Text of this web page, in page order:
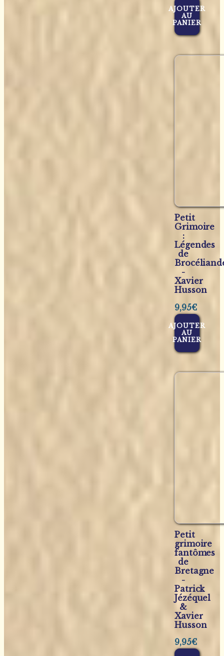
AJOUTER
AU
PANIER
Petit
Grimoire
:
Légendes
de
-
Xavier
Husson
9,95€
AJOUTER
AU
PANIER
Petit
grimoire
fantômes
de
Bretagne
-
Patrick
Jézéquel
&
Xavier
Husson
9,95€